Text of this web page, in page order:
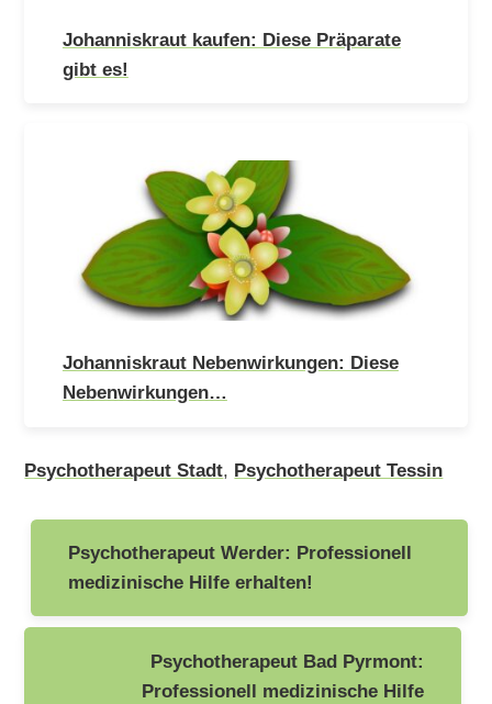
Johanniskraut kaufen: Diese Präparate
gibt es!
Johanniskraut Nebenwirkungen: Diese
Nebenwirkungen…
Psychotherapeut Stadt, Psychotherapeut Tessin
Beitragsnavigation
Psychotherapeut Werder: Professionell
medizinische Hilfe erhalten!
Psychotherapeut Bad Pyrmont:
Professionell medizinische Hilfe